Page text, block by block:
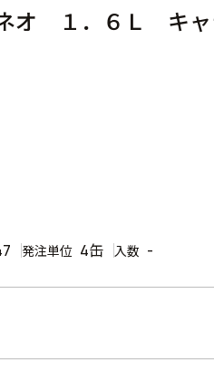
オ １．６Ｌ キャ
発注単位 4缶 入数 -